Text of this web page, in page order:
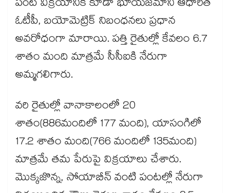
పంట విక్రయానికి కూడా భూయజమాని ఆధారిత
ఓటీపీ, బయోమెట్రిక్ నిబంధనలు ప్రధాన
అవరోధంగా మారాయి. పత్తి రైతుల్లో కేవలం 6.7
శాతం మంది మాత్రమే సీసీఐకి నేరుగా
అమ్మగలిగారు.
వరి రైతుల్లో వానాకాలంలో 20
శాతం(886మందిలో 177 మంది), యాసంగిలో
17.2 శాతం మంది(766 మందిలో 135మంది)
మాత్రమే తమ పేరుపై విక్రయాలు చేశారు.
మొక్కజొన్న, సోయాబీన్ వంటి పంటల్లో నేరుగా